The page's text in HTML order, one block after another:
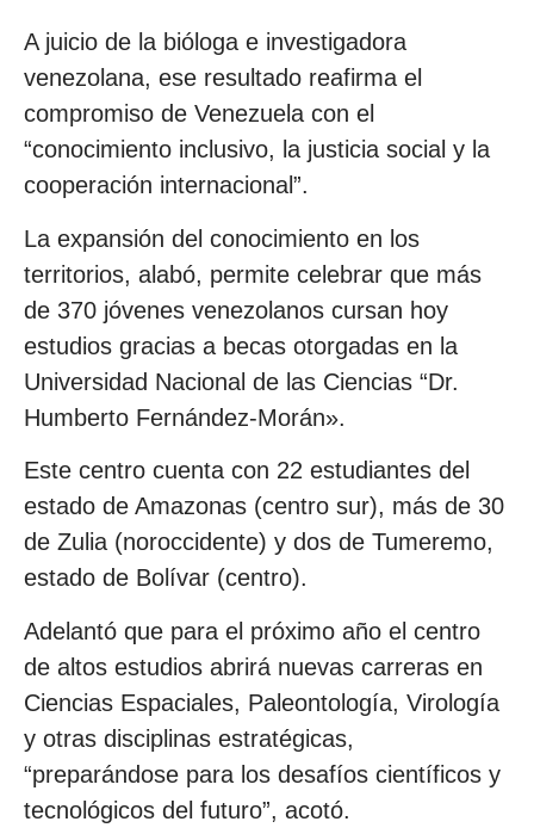
A juicio de la bióloga e investigadora
venezolana, ese resultado reafirma el
compromiso de Venezuela con el
“conocimiento inclusivo, la justicia social y la
cooperación internacional”.
La expansión del conocimiento en los
territorios, alabó, permite celebrar que más
de 370 jóvenes venezolanos cursan hoy
estudios gracias a becas otorgadas en la
Universidad Nacional de las Ciencias “Dr.
Humberto Fernández-Morán».
Este centro cuenta con 22 estudiantes del
estado de Amazonas (centro sur), más de 30
de Zulia (noroccidente) y dos de Tumeremo,
estado de Bolívar (centro).
Adelantó que para el próximo año el centro
de altos estudios abrirá nuevas carreras en
Ciencias Espaciales, Paleontología, Virología
y otras disciplinas estratégicas,
“preparándose para los desafíos científicos y
tecnológicos del futuro”, acotó.